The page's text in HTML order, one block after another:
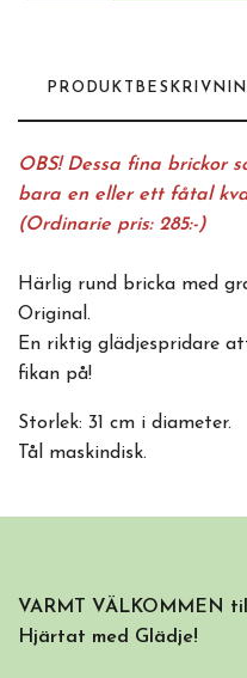
OBS! Dessa fina brickor
bara en eller ett fåtal
(Ordinarie pris: 285:-)
Härlig rund bricka med
Original.
En riktig glädjespridare
fikan på!
Storlek: 31 cm i diameter.
Tål maskindisk.
VARMT VÄLKOMMEN
Hjärtat med Glädje!